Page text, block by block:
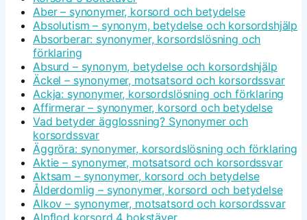
Aber – synonymer, korsord och betydelse
Absolutism – synonym, betydelse och korsordshjälp
Absorberar: synonymer, korsordslösning och
förklaring
Absurd – synonym, betydelse och korsordshjälp
Äckel – synonymer, motsatsord och korsordssvar
Ackja: synonymer, korsordslösning och förklaring
Affirmerar – synonymer, korsord och betydelse
Vad betyder ägglossning? Synonymer och
korsordssvar
Äggröra: synonymer, korsordslösning och förklaring
Aktie – synonymer, motsatsord och korsordssvar
Aktsam – synonymer, korsord och betydelse
Ålderdomlig – synonymer, korsord och betydelse
Alkov – synonymer, motsatsord och korsordssvar